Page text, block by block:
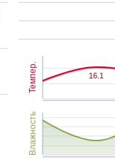
Темпер.
Влажность
16.1
16.1